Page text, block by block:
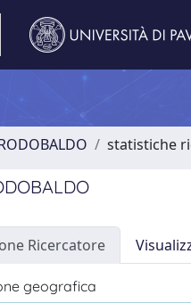
statistiche
Ricercatore
geografica